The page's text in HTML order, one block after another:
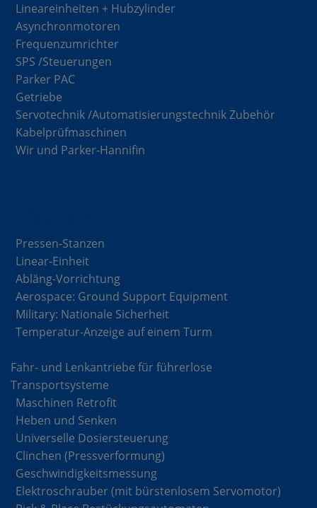
Lineareinheiten + Hubzylinder
Asynchronmotoren
Frequenzumrichter
SPS /Steuerungen
Parker PAC
Getriebe
Servotechnik /Automatisierungstechnik Zubehör
Kabelprüfmaschinen
Wir und Parker-Hannifin
Pressen-Stanzen
Linear-Einheit
Abläng-Vorrichtung
Aerospace: Ground Support Equipment
Military: Nationale Sicherheit
Temperatur-Anzeige auf einem Turm
Fahr- und Lenkantriebe für führerlose
Transportsysteme
Maschinen Retrofit
Heben und Senken
Universelle Dosiersteuerung
Clinchen (Pressverformung)
Geschwindigkeitsmessung
Elektroschrauber (mit bürstenlosem Servomotor)